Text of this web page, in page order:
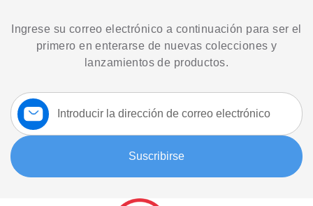
Ingrese su correo electrónico a continuación para ser el
primero en enterarse de nuevas colecciones y
lanzamientos de productos.
Suscríbase
a
nuestro
boletín:
Suscribirse